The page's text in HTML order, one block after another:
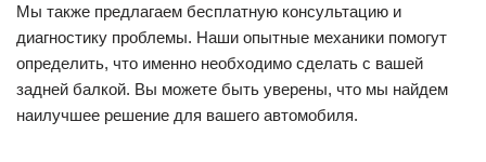
Мы также предлагаем бесплатную консультацию и
диагностику проблемы. Наши опытные механики помогут
определить, что именно необходимо сделать с вашей
задней балкой. Вы можете быть уверены, что мы найдем
наилучшее решение для вашего автомобиля.